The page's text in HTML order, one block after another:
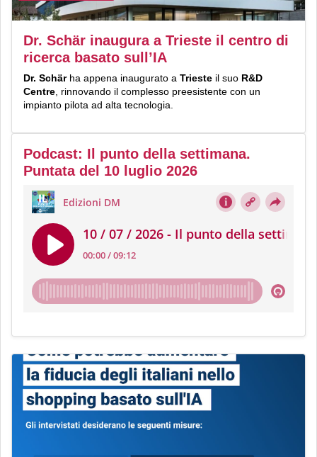
Dr. Schär inaugura a Trieste il centro di
ricerca basato sull’IA
Dr. Schärha appena inaugurato a Trieste il suo R&D
Centre , rinnovando il complesso preesistente con un
impianto pilota ad alta tecnologia.
Podcast: Il punto della settimana.
Puntata del 10 luglio 2026